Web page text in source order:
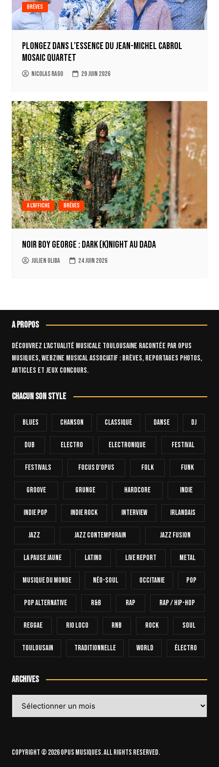
Brèves
Plongez dans l’essence du Jean-Michel Cabrol
Mosaic Quartet
Nicolas Rago 29 juin 2026
A l'affiche Brèves
Noir Boy George : Dark (k)Night au Dada
Julien Oliba 24 juin 2026
A propos
Découvrez l’actualité musicale toulousaine racontée par OPUS
Musiques, webzine musical associatif : brèves, reportages photos,
articles et jeux concours.
Chacun son style
Blues Chanson Classique Danse Dj
Dub Electro Electronique FESTIVAL
Festivals Focus D'Opus Folk Funk
Groove Grunge Hardcore INDIE
Indie Pop Indie Rock Interview Irlandais
Jazz Jazz Contemporain Jazz Fusion
La Pause Jaune Latino Live Report Metal
Musique Du Monde Néo-Soul Occitanie Pop
Pop Alternative R&B Rap Rap / Hip-Hop
Reggae Rio Loco RnB Rock Soul
Toulousain Traditionnelle World Électro
Archives
Copyright © 2026 OPUS Musiques. All rights reserved.